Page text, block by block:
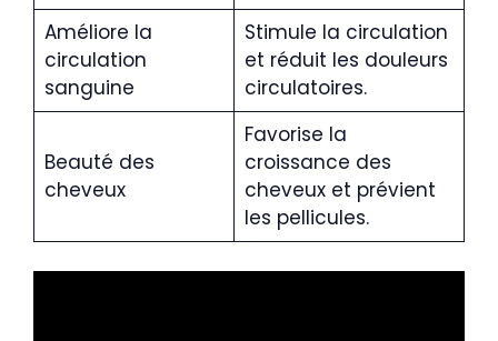
Améliore la
circulation
sanguine
Stimule la circulation
et réduit les douleurs
circulatoires.
Beauté des
cheveux
Favorise la
croissance des
cheveux et prévient
les pellicules.